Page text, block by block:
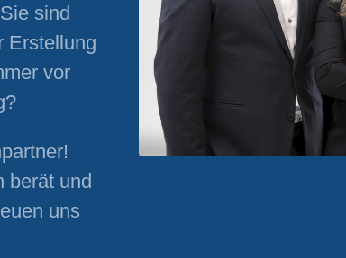
sind
Erstellung
vor
berät und
uns